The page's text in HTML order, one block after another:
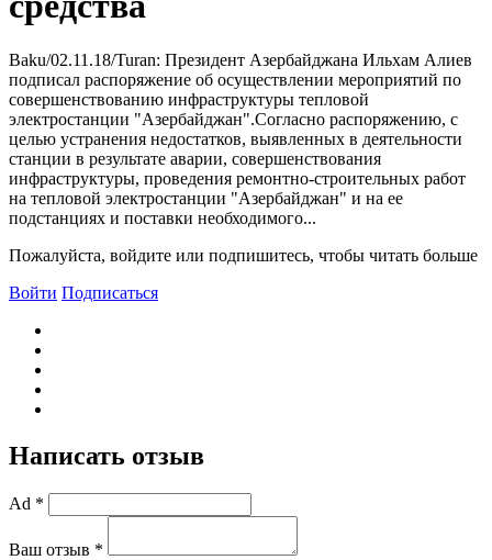
Baku/02.11.18/Turan: Президент Азербайджана Ильхам Алиев
подписал распоряжение об осуществлении мероприятий по
совершенствованию инфраструктуры тепловой
электростанции "Азербайджан".Согласно распоряжению, с
целью устранения недостатков, выявленных в деятельности
станции в результате аварии, совершенствования
инфраструктуры, проведения ремонтно-строительных работ
на тепловой электростанции "Азербайджан" и на ее
подстанциях и поставки необходимого...
Пожалуйста, войдите или подпишитесь, чтобы читать больше
Войти Подписаться
Написать отзыв
Ad *
Ваш отзыв *